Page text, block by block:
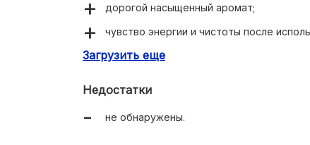
дорогой насыщенный аромат;
чувство энергии и чистоты после
хорошо смягчает кожу;
Загрузить еще
Недостатки
не обнаружены.